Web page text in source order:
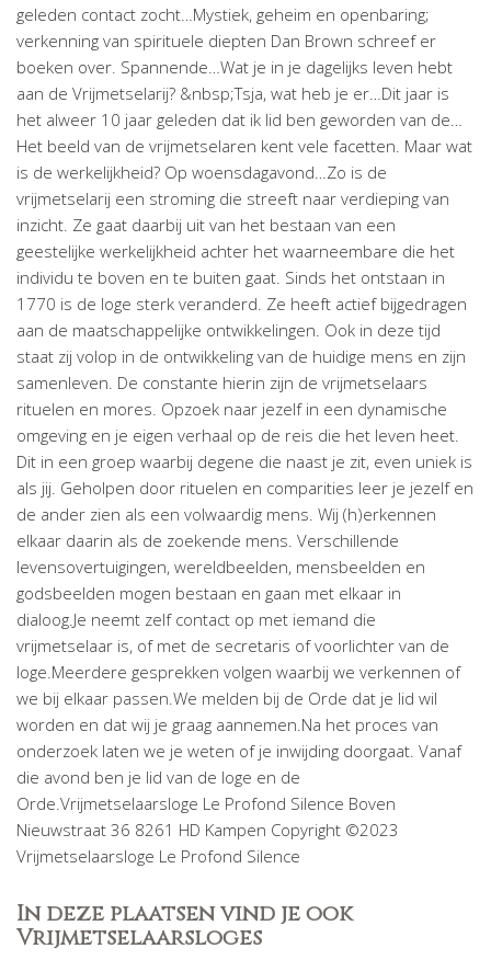
geleden contact zocht…Mystiek, geheim en openbaring;
verkenning van spirituele diepten Dan Brown schreef er
boeken over. Spannende…Wat je in je dagelijks leven hebt
aan de Vrijmetselarij? &nbsp;Tsja, wat heb je er…Dit jaar is
het alweer 10 jaar geleden dat ik lid ben geworden van de…
Het beeld van de vrijmetselaren kent vele facetten. Maar wat
is de werkelijkheid? Op woensdagavond…Zo is de
vrijmetselarij een stroming die streeft naar verdieping van
inzicht. Ze gaat daarbij uit van het bestaan van een
geestelijke werkelijkheid achter het waarneembare die het
individu te boven en te buiten gaat. Sinds het ontstaan in
1770 is de loge sterk veranderd. Ze heeft actief bijgedragen
aan de maatschappelijke ontwikkelingen. Ook in deze tijd
staat zij volop in de ontwikkeling van de huidige mens en zijn
samenleven. De constante hierin zijn de vrijmetselaars
rituelen en mores. Opzoek naar jezelf in een dynamische
omgeving en je eigen verhaal op de reis die het leven heet.
Dit in een groep waarbij degene die naast je zit, even uniek is
als jij. Geholpen door rituelen en comparities leer je jezelf en
de ander zien als een volwaardig mens. Wij (h)erkennen
elkaar daarin als de zoekende mens. Verschillende
levensovertuigingen, wereldbeelden, mensbeelden en
godsbeelden mogen bestaan en gaan met elkaar in
dialoog.Je neemt zelf contact op met iemand die
vrijmetselaar is, of met de secretaris of voorlichter van de
loge.Meerdere gesprekken volgen waarbij we verkennen of
we bij elkaar passen.We melden bij de Orde dat je lid wil
worden en dat wij je graag aannemen.Na het proces van
onderzoek laten we je weten of je inwijding doorgaat. Vanaf
die avond ben je lid van de loge en de
Orde.Vrijmetselaarsloge Le Profond Silence Boven
Nieuwstraat 36 8261 HD Kampen Copyright ©2023
Vrijmetselaarsloge Le Profond Silence
In deze plaatsen vind je ook
Vrijmetselaarsloges